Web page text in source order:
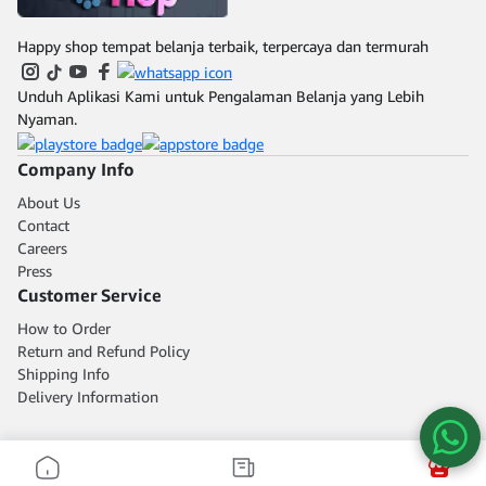
cemerlang. Spesifikasi
Produk : - Merek :
Meishing - Model : Piring
Segi - Bahan : Melamine
Food Grade 100% -
Ukuran : D 25 cm x T 1,5
cm Harga yang tertera
harga per pcs Pembelian
grosir bisa ditanyakan
terlebih dahulu
Produk : - Merek :
Meishing - Model : Piring
Food Grade 100% -
Ukuran : D 22 cm x T 1,5
harga per pcs Pembelian
grosir bisa ditanyakan
Happy shop tempat belanja terbaik, terpercaya dan termurah
Unduh Aplikasi Kami untuk Pengalaman Belanja yang Lebih
Nyaman.
Company Info
About Us
Contact
Careers
Press
Customer Service
How to Order
Return and Refund Policy
Shipping Info
Delivery Information